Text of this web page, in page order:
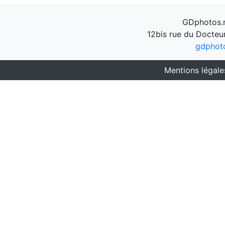
12bis rue du
Mentions